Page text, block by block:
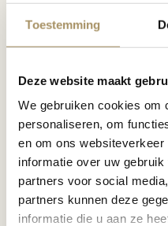
Toestemming
Deze website maakt
We gebruiken cookies om
personaliseren, om
en om ons
informatie over uw
partners voor social
partners kunnen deze
informatie die u aan ze
Termoli
Beistelltische